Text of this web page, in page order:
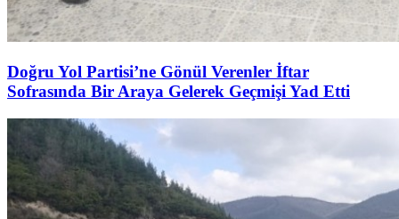
Doğru Yol Partisi’ne Gönül Verenler İftar
Sofrasında Bir Araya Gelerek Geçmişi Yad Etti